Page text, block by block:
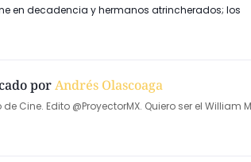
en decadencia y hermanos atrincherados; los
porAndrés Olascoaga
de Cine. Edito @ProyectorMX. Quiero ser el